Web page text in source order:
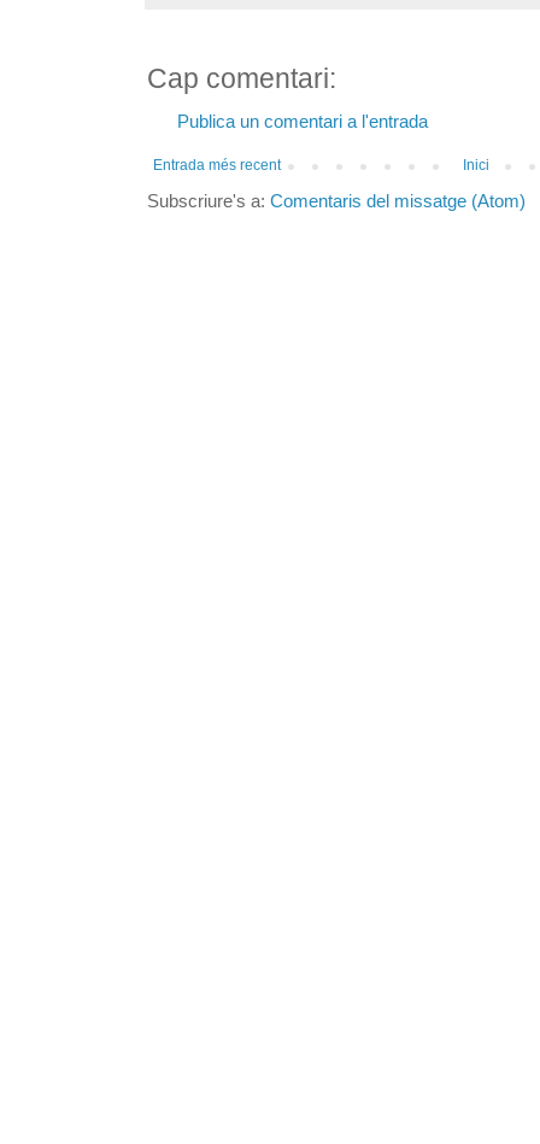
Cap comentari:
Publica un comentari a l'entrada
Entrada més recent Inici
Subscriure's a: Comentaris del missatge (Atom)